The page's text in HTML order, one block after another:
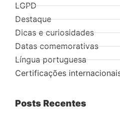
LGPD
Destaque
Dicas e curiosidades
Datas comemorativas
Língua portuguesa
Certificações
Posts Recentes